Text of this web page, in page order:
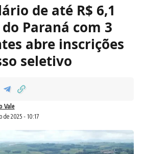
de até R$ 6,1
Paraná com 3
abre inscrições
seletivo
de 2025 - 10:17
Vale